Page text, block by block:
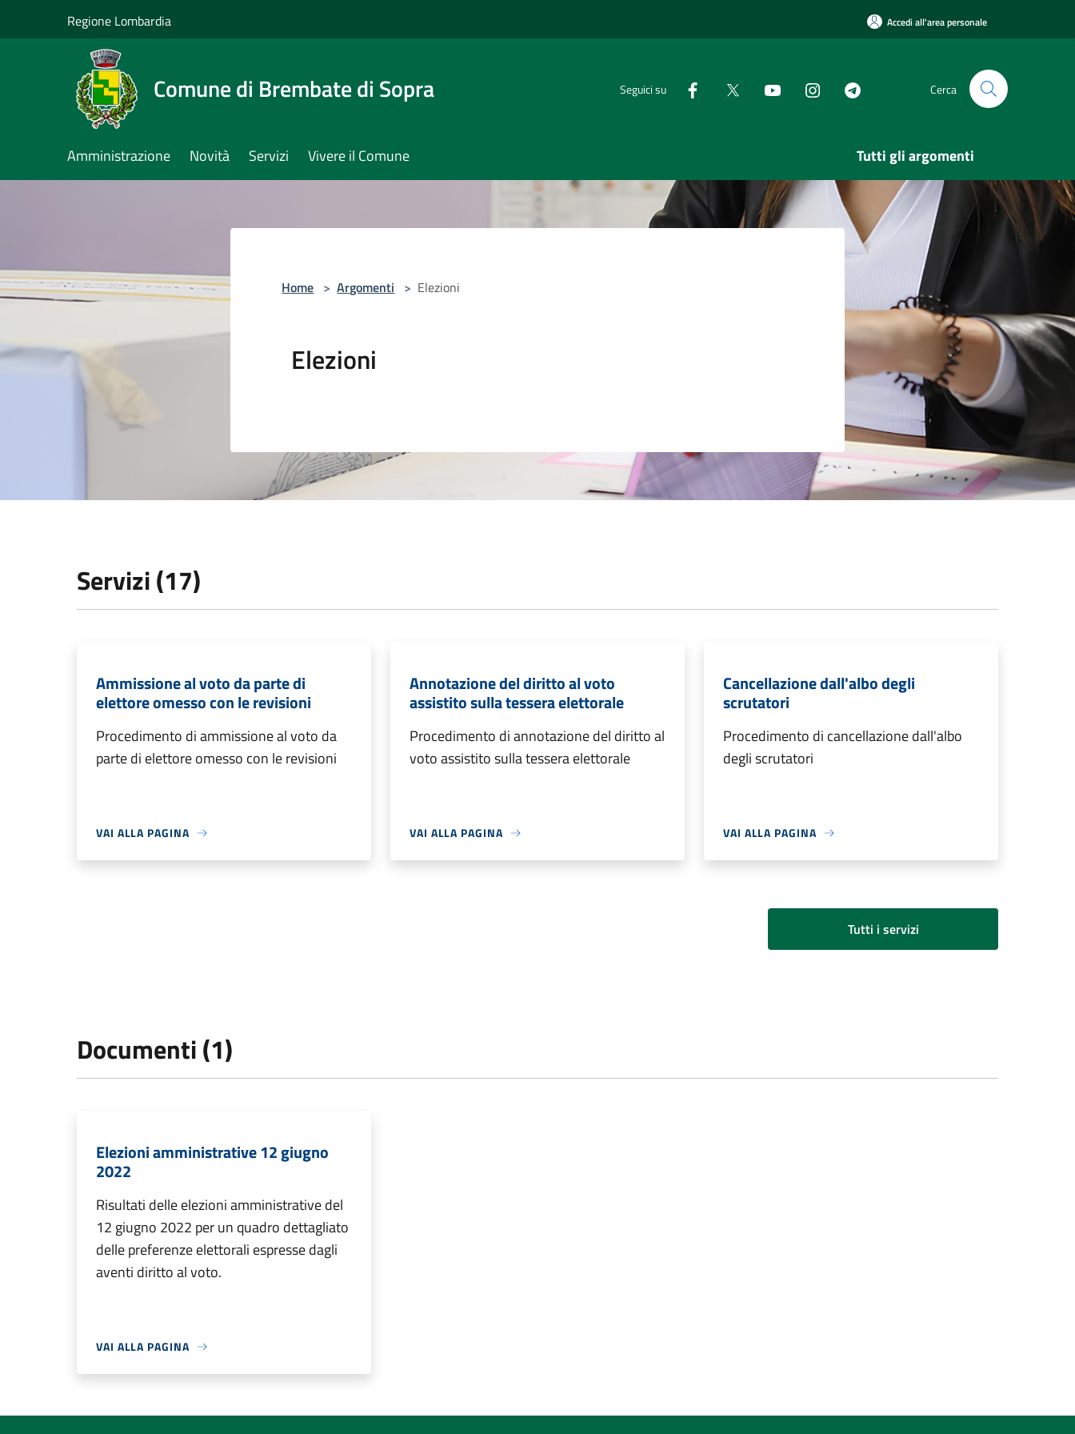
Regione Lombardia Accedi all'area personale
Comune di Brembate di Sopra Seguici su Cerca
Amministrazione Novità Servizi Vivere il Comune Tutti gli argomenti
Home > Argomenti > Elezioni
Elezioni
Servizi (17)
Ammissione al voto da parte di
elettore omesso con le revisioni
Procedimento di ammissione al voto da
parte di elettore omesso con le revisioni
VAI ALLA PAGINA
Annotazione del diritto al voto
assistito sulla tessera elettorale
Procedimento di annotazione del diritto al
voto assistito sulla tessera elettorale
VAI ALLA PAGINA
Cancellazione dall'albo degli
scrutatori
Procedimento di cancellazione dall'albo
degli scrutatori
VAI ALLA PAGINA
Tutti i servizi
Documenti (1)
Elezioni amministrative 12 giugno
2022
Risultati delle elezioni amministrative del
12 giugno 2022 per un quadro dettagliato
delle preferenze elettorali espresse dagli
aventi diritto al voto.
VAI ALLA PAGINA